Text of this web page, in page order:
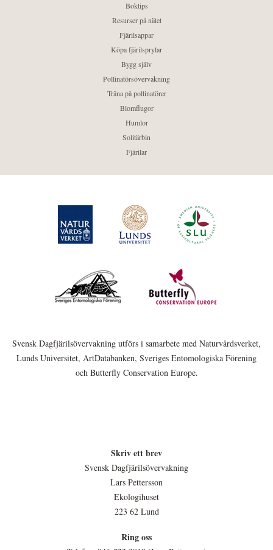
Boktips
Resurser på nätet
Fjärilsappar
Köpa fjärilsprylar
Bygg själv
Pollinatörsövervakning
Träna på pollinatörer
Blomflugor
Humlor
Solitärbin
Fjärilar
Svensk Dagfjärilsövervakning utförs i samarbete med Naturvårdsverket,
Lunds Universitet, ArtDatabanken, Sveriges Entomologiska Förening
och Butterfly Conservation Europe.
Skriv ett brev
Svensk Dagfjärilsövervakning
Lars Pettersson
Ekologihuset
223 62 Lund
Ring oss